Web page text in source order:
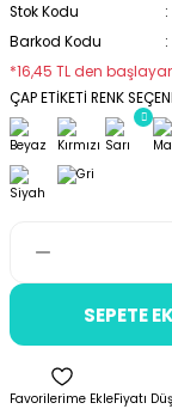
Stok Kodu
Barkod Kodu
*16,45 TL den
ÇAP ETİKETİ RENK
SEPETE
Fiyatı